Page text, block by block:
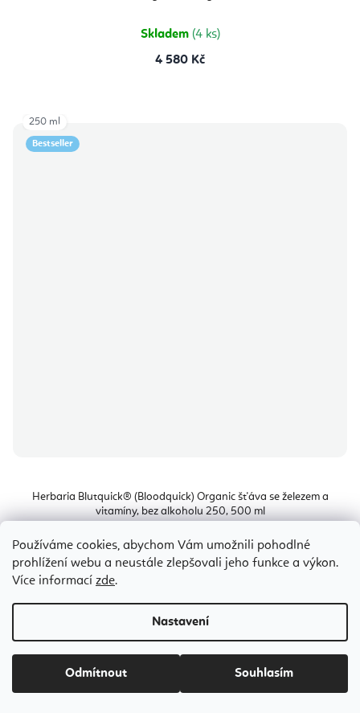
Používáme cookies, abychom Vám umožnili pohodlné
prohlížení webu a neustále zlepšovali jeho funkce a výkon.
Více informací zde.
Nastavení
Odmítnout Souhlasím
Skladem (4 ks)
4 580 Kč
Bestseller
Herbaria Blutquick® (Bloodquick) Organic šťáva se železem a
vitamíny, bez alkoholu 250, 500 ml
Odesíláme do 10-12 dnů
cena:
250 ml